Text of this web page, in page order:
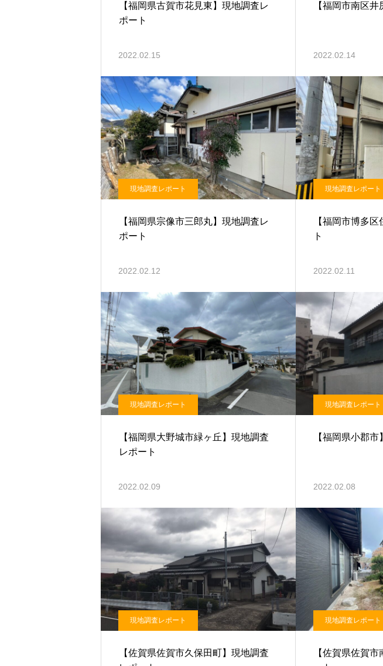
【福岡県古賀市花見東】現地調査レ
ポート
2022.02.15
【福岡市南区
2022.02.14
現地調査レポート
【福岡県宗像市三郎丸】現地調査レ
ポート
2022.02.12
現地調査レポート
【福岡市博多
ト
2022.02.11
現地調査レポート
【福岡県大野城市緑ヶ丘】現地調査
レポート
2022.02.09
現地調査レポート
【福岡県小郡
2022.02.08
現地調査レポート
【佐賀県佐賀市久保田町】現地調査
現地調査レポート
【佐賀県佐賀